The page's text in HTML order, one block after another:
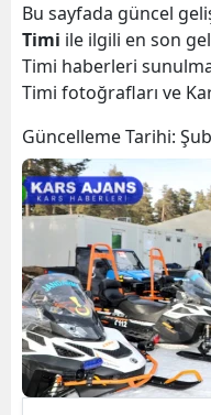
Bu sayfada güncel
Timi ile ilgili en son
Timi haberleri
Timi fotoğrafları ve
Güncelleme Tarihi: